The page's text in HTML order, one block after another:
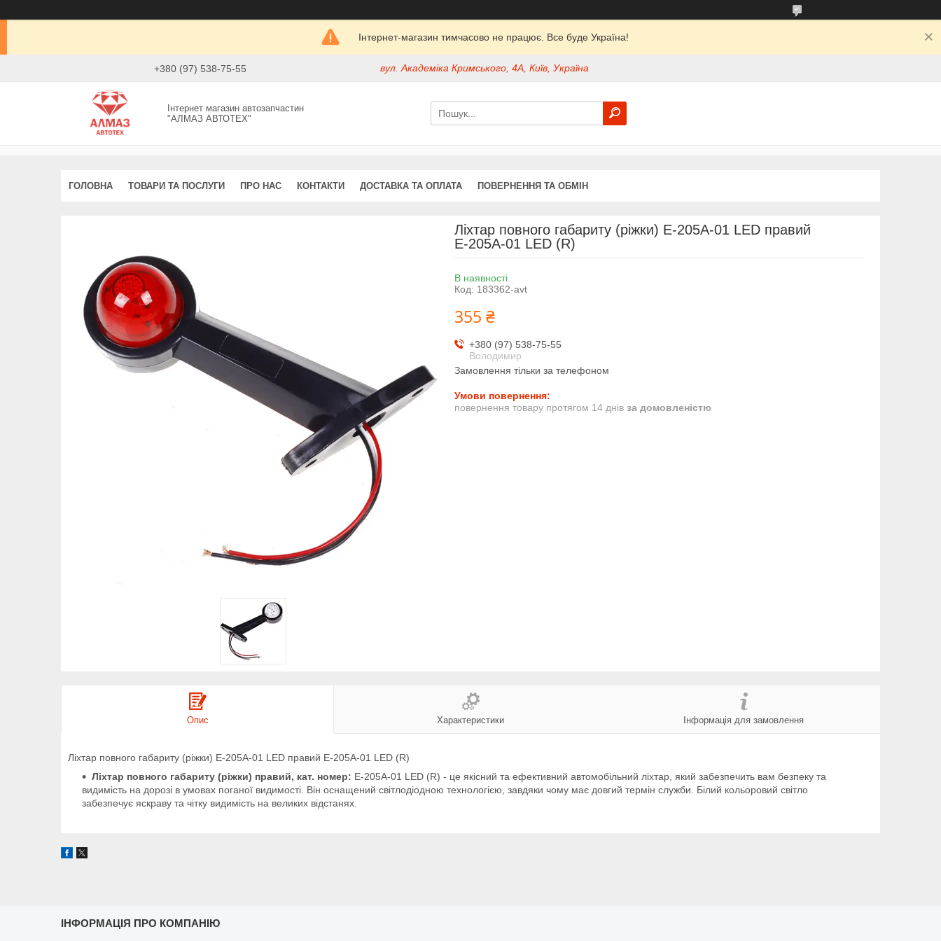
Інтернет-магазин тимчасово не працює. Все буде Україна!
+380 (97) 538-75-55 вул. Академіка Кримського, 4А, Київ, Україна
Інтернет магазин автозапчастин
"АЛМАЗ АВТОТЕХ"
ГОЛОВНА ТОВАРИ ТА ПОСЛУГИ ПРО НАС КОНТАКТИ ДОСТАВКА ТА ОПЛАТА ПОВЕРНЕННЯ ТА ОБМІН
Ліхтар повного габариту (ріжки) E-205A-01 LED правий
Е-205A-01 LED (R)
В наявності
Код: 183362-avt
355 ₴
+380 (97) 538-75-55
Володимир
Замовлення тільки за телефоном
повернення товару протягом 14 днів за домовленістю
Опис Характеристики Інформація для замовлення
Ліхтар повного габариту (ріжки) E-205A-01 LED правий Е-205A-01 LED (R)
Ліхтар повного габариту (ріжки) правий, кат. номер: Е-205A-01 LED (R) - це якісний та ефективний автомобільний ліхтар, який забезпечить вам безпеку та
видимість на дорозі в умовах поганої видимості. Він оснащений світлодіодною технологією, завдяки чому має довгий термін служби. Білий кольоровий світло
забезпечує яскраву та чітку видимість на великих відстанях.
ІНФОРМАЦІЯ ПРО КОМПАНІЮ